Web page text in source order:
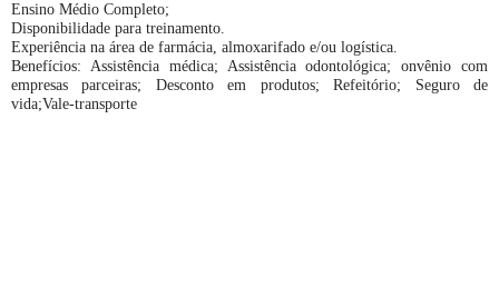
Ensino Médio Completo;
Disponibilidade para treinamento.
Experiência na área de farmácia, almoxarifado e/ou logística.
Benefícios: Assistência médica; Assistência odontológica; onvênio com
empresas parceiras; Desconto em produtos; Refeitório; Seguro de
vida;Vale-transporte